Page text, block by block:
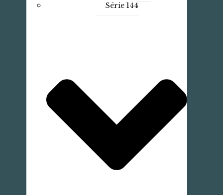
Série 144